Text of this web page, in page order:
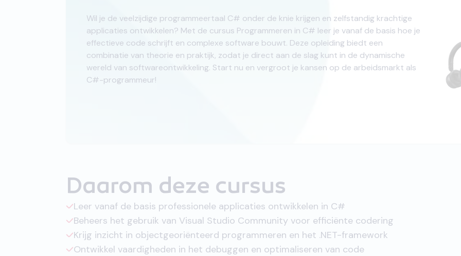
Wil je de veelzijdige programmeertaal C# onder de knie krijgen en zelfstandig krachtige
applicaties ontwikkelen? Met de cursus Programmeren in C# leer je vanaf de basis hoe je
effectieve code schrijft en complexe software bouwt. Deze opleiding biedt een
combinatie van theorie en praktijk, zodat je direct aan de slag kunt in de dynamische
wereld van softwareontwikkeling. Start nu en vergroot je kansen op de arbeidsmarkt als
C#-programmeur!
Daarom deze cursus
Leer vanaf de basis professionele applicaties ontwikkelen in C#
Beheers het gebruik van Visual Studio Community voor efficiënte codering
Krijg inzicht in objectgeoriënteerd programmeren en het .NET-framework
Ontwikkel vaardigheden in het debuggen en optimaliseren van code